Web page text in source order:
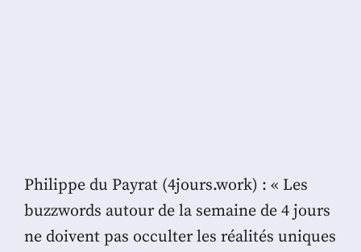
Philippe du Payrat (4jours.work) : « Les
buzzwords autour de la semaine de 4 jours
ne doivent pas occulter les réalités uniques